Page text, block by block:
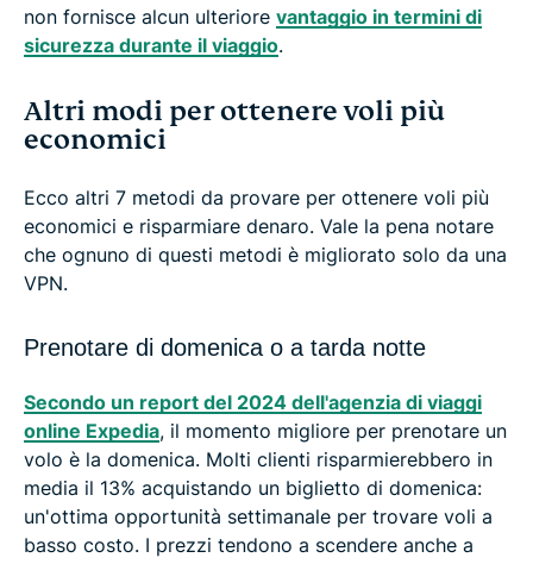
non fornisce alcun ulteriore vantaggio in termini di
sicurezza durante il viaggio.
Altri modi per ottenere voli più
economici
Ecco altri 7 metodi da provare per ottenere voli più
economici e risparmiare denaro. Vale la pena notare
che ognuno di questi metodi è migliorato solo da una
VPN.
Prenotare di domenica o a tarda notte
Secondo un report del 2024 dell'agenzia di viaggi
online Expedia, il momento migliore per prenotare un
volo è la domenica. Molti clienti risparmierebbero in
media il 13% acquistando un biglietto di domenica:
un'ottima opportunità settimanale per trovare voli a
basso costo. I prezzi tendono a scendere anche a